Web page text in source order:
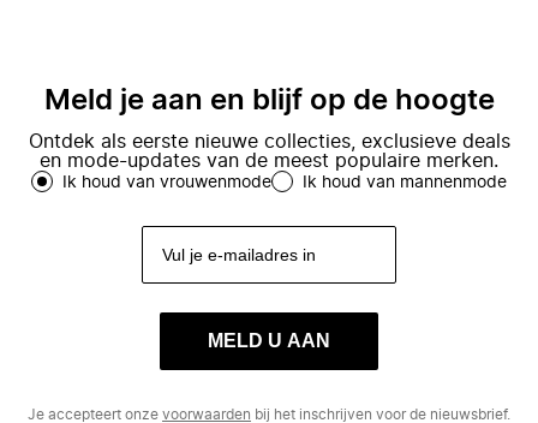
Meld je aan en blijf op de hoogte
Ontdek als eerste nieuwe collecties, exclusieve deals
en mode-updates van de meest populaire merken.
Ik houd van vrouwenmode Ik houd van mannenmode
MELD U AAN
Je accepteert onze voorwaarden bij het inschrijven voor de nieuwsbrief.